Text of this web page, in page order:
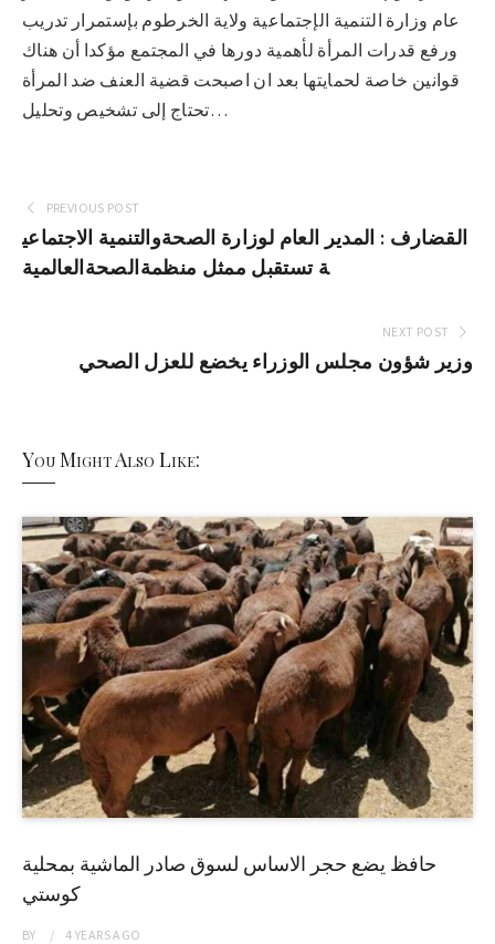
عام وزارة التنمية الإجتماعية ولاية الخرطوم بإستمرار تدريب
ورفع قدرات المرأة لأهمية دورها في المجتمع مؤكدا أن هناك
قوانين خاصة لحمايتها بعد ان اصبحت قضية العنف ضد المرأة
تحتاج إلى تشخيص وتحليل…
PREVIOUS POST
القضارف : المدير العام لوزارة الصحةوالتنمية الاجتماعي
ة تستقبل ممثل منظمةالصحةالعالمية
NEXT POST
وزير شؤون مجلس الوزراء يخضع للعزل الصحي
You Might Also Like:
حافظ يضع حجر الاساس لسوق صادر الماشية بمحلية
كوستي
BY 4 YEARSAGO